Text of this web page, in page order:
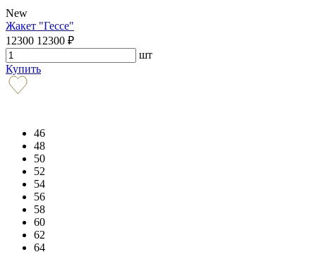
New
Жакет "Гессе"
12300 12300 ₽
шт
Купить
46
48
50
52
54
56
58
60
62
64